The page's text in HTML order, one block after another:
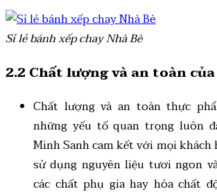
Sỉ lẻ bánh xếp chay Nhà Bè
2.2 Chất lượng và an toàn
Chất lượng và an toàn thực
những yếu tố quan trọng luôn
Minh Sanh cam kết với mọi khách
sử dụng nguyên liệu tươi ngon
các chất phụ gia hay hóa chất